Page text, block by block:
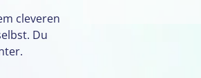
Kalender
cleveren
Du